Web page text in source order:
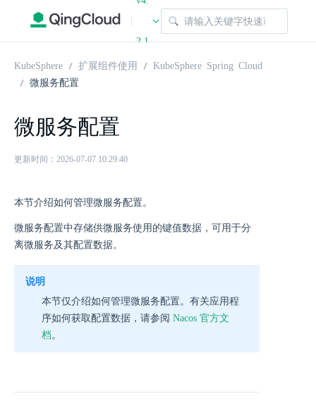
|
2.1
KubeSphere 扩展组件使用
KubeSphere Spring Cloud
微服务配置
微服务配置
更新时间：2026-07-07 10:29:40
本节介绍如何管理微服务配置。
微服务配置中存储供微服务使用的键值数据，可用于分
离微服务及其配置数据。
说明
本节仅介绍如何管理微服务配置。有关应用程
序如何获取配置数据，请参阅 Nacos 官方文
档。